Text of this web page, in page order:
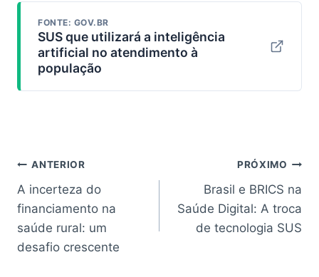
FONTE: GOV.BR
SUS que utilizará a inteligência
artificial no atendimento à
população
Navegação
de
Post
ANTERIOR
A incerteza do
financiamento na
saúde rural: um
desafio crescente
PRÓXIMO
Brasil e BRICS na
Saúde Digital: A troca
de tecnologia SUS